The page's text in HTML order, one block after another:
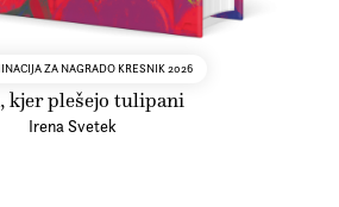
ZA NAGRADO KRESNIK 2026
kjer plešejo tulipani
Irena Svetek